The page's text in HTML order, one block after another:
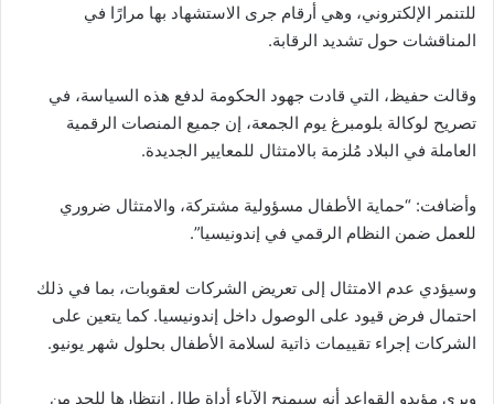
للتنمر الإلكتروني، وهي أرقام جرى الاستشهاد بها مرارًا في
المناقشات حول تشديد الرقابة.
وقالت حفيظ، التي قادت جهود الحكومة لدفع هذه السياسة، في
تصريح لوكالة بلومبرغ يوم الجمعة، إن جميع المنصات الرقمية
العاملة في البلاد مُلزمة بالامتثال للمعايير الجديدة.
وأضافت: “حماية الأطفال مسؤولية مشتركة، والامتثال ضروري
للعمل ضمن النظام الرقمي في إندونيسيا”.
وسيؤدي عدم الامتثال إلى تعريض الشركات لعقوبات، بما في ذلك
احتمال فرض قيود على الوصول داخل إندونيسيا. كما يتعين على
الشركات إجراء تقييمات ذاتية لسلامة الأطفال بحلول شهر يونيو.
ويرى مؤيدو القواعد أنه سيمنح الآباء أداة طال انتظارها للحد من